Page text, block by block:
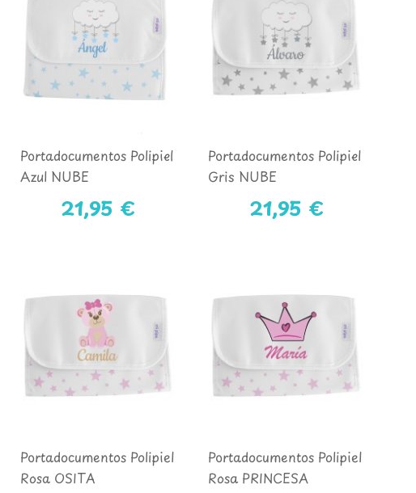
Portadocumentos Polipiel
Azul NUBE
21,95 €
Portadocumentos Polipiel
Gris NUBE
21,95 €
Portadocumentos Polipiel
Rosa OSITA
Portadocumentos Polipiel
Rosa PRINCESA